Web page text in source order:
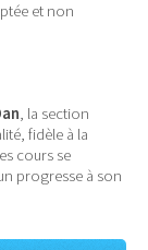
et non
, la section
fidèle à la
cours se
progresse à son